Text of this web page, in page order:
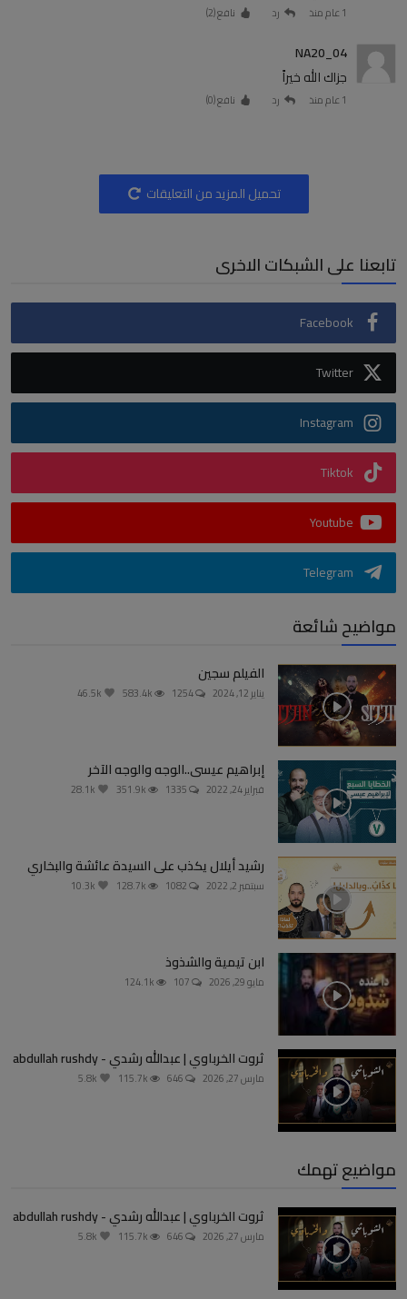
1 عام منذ رد نافع (2
)
NA20_04
جزاك الله خيراً
1 عام منذ رد نافع (0
)
تحميل المزيد من التعليقات
تابعنا على الشبكات الاخرى
Facebook
Twitter
Instagram
Tiktok
Youtube
Telegram
مواضيح شائعة
الفيلم سجين
يناير 12, 2024
إبراهيم عيسى..الوجه والوجه الآخر
فبراير 24, 2022
رشيد أيلال يكذب على السيدة عائشة والبخاري
سبتمبر 2, 2022
ابن تيمية والشذوذ
مايو 29, 2026
ثروت الخرباوي | عبدالله رشدي - abdullah rushdy
مارس 27, 2026
مواضيع تهمك
ثروت الخرباوي | عبدالله رشدي - abdullah rushdy
مارس 27, 2026